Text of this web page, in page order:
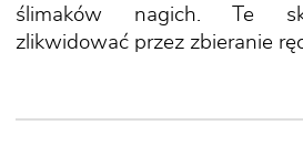
ślimaków nagich. Te
zlikwidować przez zbieranie